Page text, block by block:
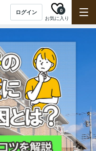
ログイン
お気に入り
0